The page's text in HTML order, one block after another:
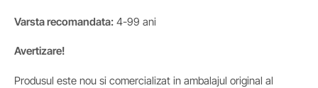
Varsta recomandata: 4-99 ani
Avertizare!
Produsul este nou si comercializat in ambalajul original al